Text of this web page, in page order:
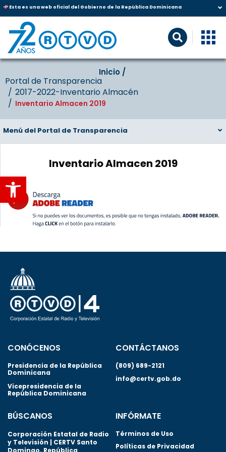
Abrir barra de herramientas
Esta es una web oficial del Gobierno de la República Dominicana
Inicio‎‎ /‎ ‎
Portal de Transparencia
2017-2022-Inventario Almacén
Inventario Almacen 2019
Menú del Portal de Transparencia
Inventario Almacen 2019
CONÓCENOS
Presidencia de la República
Dominicana
Vicepresidencia de la
República Dominicana
CONTÁCTANOS
(809) 689-2121
info@certv.gob.do
BÚSCANOS
Corporación Estatal de Radio
y Televisión | CERTV Santo
Domingo. República
INFÓRMATE
Términos de Uso
Políticas de Privacidad